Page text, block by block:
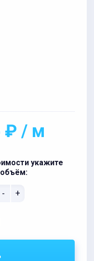
₽ / м
укажите
- +